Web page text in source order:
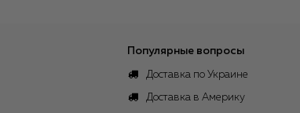
Популярные вопросы
Доставка по Украине
Доставка в Америку